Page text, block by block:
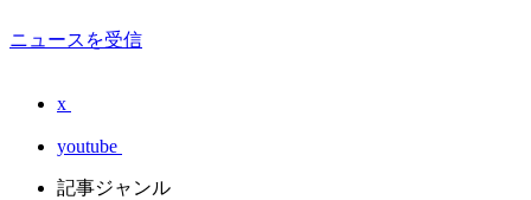
ニュースを受信
x
youtube
記事ジャンル